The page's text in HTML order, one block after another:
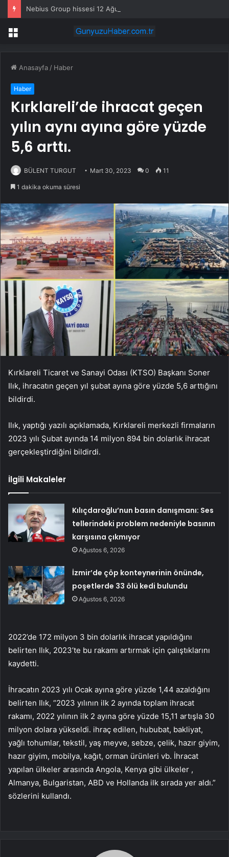
Menü
Anasayfa / Haber
Haber
Kırklareli’de ihracat geçen
yılın aynı ayına göre yüzde
5,6 arttı.
BÜLENT TURGUT Mart 30, 2023 0 11
1 dakika okuma süresi
Kırklareli Ticaret ve Sanayi Odası (KTSO) Başkanı Soner
Ilık, ihracatın geçen yıl şubat ayına göre yüzde 5,6 arttığını
bildirdi.
Ilık, yaptığı yazılı açıklamada, Kırklareli merkezli firmaların
2023 yılı Şubat ayında 14 milyon 894 bin dolarlık ihracat
gerçekleştirdiğini bildirdi.
İlgili Makaleler
Kılıçdaroğlu’nun basın danışmanı: Ses
tellerindeki problem nedeniyle basının
karşısına çıkmıyor
Ağustos 6, 2026
İzmir’de çöp konteynerinin önünde,
poşetlerde 33 ölü kedi bulundu
Ağustos 6, 2026
2022’de 172 milyon 3 bin dolarlık ihracat yapıldığını
belirten Ilık, 2023’te bu rakamı artırmak için çalıştıklarını
kaydetti.
İhracatın 2023 yılı Ocak ayına göre yüzde 1,44 azaldığını
belirten Ilık, “2023 yılının ilk 2 ayında toplam ihracat
rakamı, 2022 yılının ilk 2 ayına göre yüzde 15,11 artışla 30
milyon dolara yükseldi. ihraç edilen, hububat, bakliyat,
yağlı tohumlar, tekstil, yaş meyve, sebze, çelik, hazır giyim,
hazır giyim, mobilya, kağıt, orman ürünleri vb. İhracat
yapılan ülkeler arasında Angola, Kenya gibi ülkeler ,
Almanya, Bulgaristan, ABD ve Hollanda ilk sırada yer aldı.”
sözlerini kullandı.